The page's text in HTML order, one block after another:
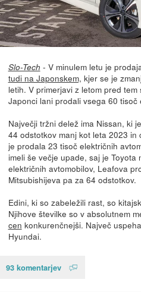
Slo-Tech - V minulem letu je
tudi na Japonskem, kjer se je
letih. V primerjavi z letom pred
Japonci lani prodali vsega 60 tisoč
Največji tržni delež ima Nissan, ki
44 odstotkov manj kot leta 2023
je prodala 23 tisoč električnih
imeli še večje upade, saj je
električnih avtomobilov, Leafova
Mitsubishijeva pa za 64 odstotkov.
Edini, ki so zabeležili rast, so
Njihove številke so v absolutnem
cen konkurenčnejši. Največ
Hyundai.
93 komentarjev